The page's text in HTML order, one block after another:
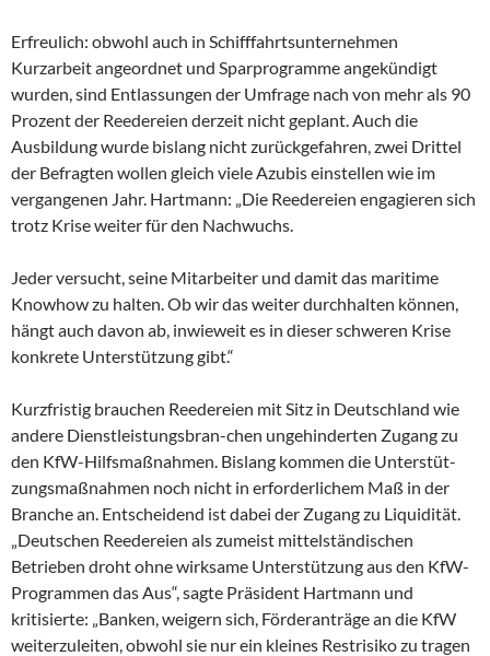
Erfreulich: obwohl auch in Schifffahrtsunternehmen
Kurzarbeit angeordnet und Sparprogramme angekündigt
wurden, sind Entlassungen der Umfrage nach von mehr als 90
Prozent der Reedereien derzeit nicht geplant. Auch die
Ausbildung wurde bislang nicht zurückgefahren, zwei Drittel
der Befragten wollen gleich viele Azubis einstellen wie im
vergangenen Jahr. Hartmann: „Die Reedereien engagieren sich
trotz Krise weiter für den Nachwuchs.
Jeder versucht, seine Mitarbeiter und damit das maritime
Knowhow zu halten. Ob wir das weiter durchhalten können,
hängt auch davon ab, inwieweit es in dieser schweren Krise
konkrete Unterstützung gibt.“
Kurzfristig brauchen Reedereien mit Sitz in Deutschland wie
andere Dienstleistungsbran-chen ungehinderten Zugang zu
den KfW-Hilfsmaßnahmen. Bislang kommen die Unterstüt-
zungsmaßnahmen noch nicht in erforderlichem Maß in der
Branche an. Entscheidend ist dabei der Zugang zu Liquidität.
„Deutschen Reedereien als zumeist mittelständischen
Betrieben droht ohne wirksame Unterstützung aus den KfW-
Programmen das Aus“, sagte Präsident Hartmann und
kritisierte: „Banken, weigern sich, Förderanträge an die KfW
weiterzuleiten, obwohl sie nur ein kleines Restrisiko zu tragen